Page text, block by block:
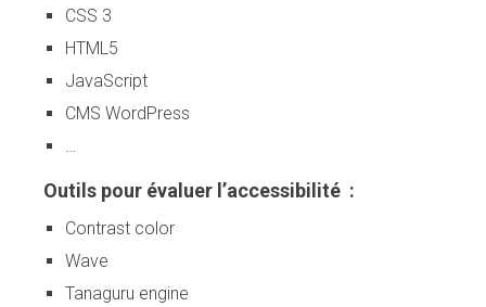
CSS 3
HTML5
JavaScript
CMS WordPress
Outils pour évaluer l’accessibilité :
Contrast color
Wave
Tanaguru engine